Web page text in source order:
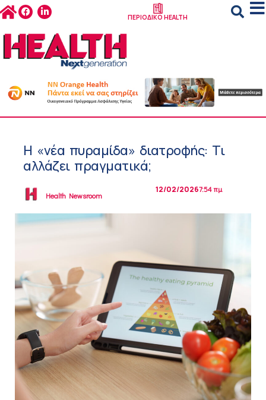
ΠΕΡΙΟΔΙΚΟ HEALTH
Η «νέα πυραμίδα» διατροφής: Τι
αλλάζει πραγματικά;
Health Newsroom
12/02/20267:54 πμ